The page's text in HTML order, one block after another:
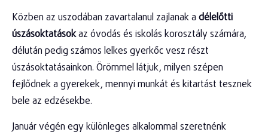
Közben az uszodában zavartalanul zajlanak a délelőtti
úszásoktatásokaz óvodás és iskolás korosztály számára,
délután pedig számos lelkes gyerkőc vesz részt
úszásoktatásainkon. Örömmel látjuk, milyen szépen
fejlődnek a gyerekek, mennyi munkát és kitartást tesznek
bele az edzésekbe.
Január végén egy különleges alkalommal szeretnénk